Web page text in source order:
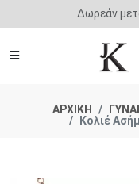
Άμεση
ΑΡΧΙΚΗ
Κολιέ